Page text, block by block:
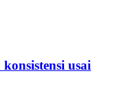
usai